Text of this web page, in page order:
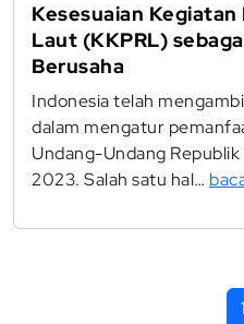
Kesesuaian
Laut (KKPRL)
Berusaha
Indonesia telah
dalam mengatur
Undang-Undang
2023. Salah satu hal…
1